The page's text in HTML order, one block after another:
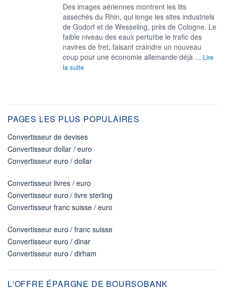
Des images aériennes montrent les lits
asséchés du Rhin, qui longe les sites industriels
de Godorf et de Wesseling, près de Cologne. Le
faible niveau des eaux perturbe le trafic des
navires de fret, faisant craindre un nouveau
coup pour une économie allemande déjà ... Lire
la suite
PAGES LES PLUS POPULAIRES
Convertisseur de devises
Convertisseur dollar / euro
Convertisseur euro / dollar
Convertisseur livres / euro
Convertisseur euro / livre sterling
Convertisseur franc suisse / euro
Convertisseur euro / franc suisse
Convertisseur euro / dinar
Convertisseur euro / dirham
L'OFFRE ÉPARGNE DE BOURSOBANK